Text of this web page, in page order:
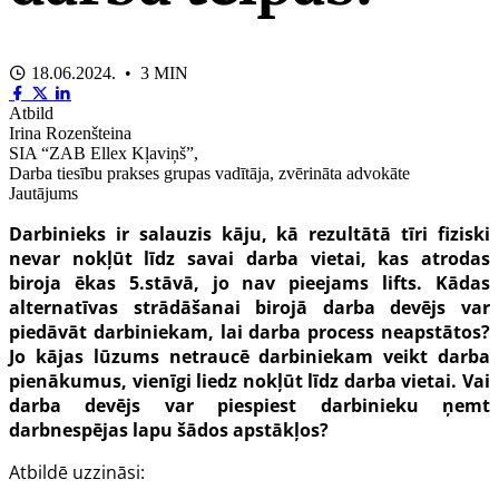
18.06.2024. • 3 MIN
Atbild
Irina Rozenšteina
SIA “ZAB Ellex Kļaviņš”,
Darba tiesību prakses grupas vadītāja, zvērināta advokāte
Jautājums
Darbinieks ir salauzis kāju, kā rezultātā tīri fiziski
nevar nokļūt līdz savai darba vietai, kas atrodas
biroja ēkas 5.stāvā, jo nav pieejams lifts. Kādas
alternatīvas strādāšanai birojā darba devējs var
piedāvāt darbiniekam, lai darba process neapstātos?
Jo kājas lūzums netraucē darbiniekam veikt darba
pienākumus, vienīgi liedz nokļūt līdz darba vietai. Vai
darba devējs var piespiest darbinieku ņemt
darbnespējas lapu šādos apstākļos?
Atbildē uzzināsi: